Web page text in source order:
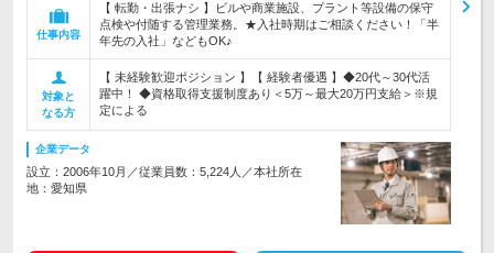
仕事内容
【 転勤・出張ナシ 】ビルや商業施設、プラント等設備の保守
点検や付随する管理業務。★入社時期はご相談ください！「半
年先の入社」などもOK♪
対象と
なる方
【 未経験歓迎ポジション 】【 経験者優遇 】◆20代～30代活
躍中！ ◆資格取得支援制度あり＜5万～最大20万円支給＞※規
定による
企業データ
設立：2006年10月／従業員数：5,224人／本社所在
地：愛知県